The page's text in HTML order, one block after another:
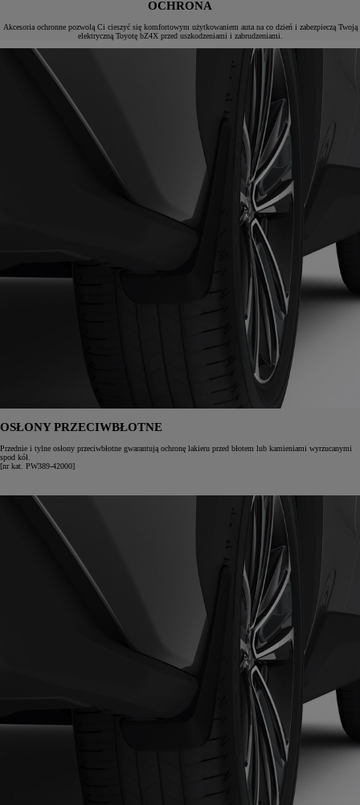
OCHRONA
Akcesoria ochronne pozwolą Ci cieszyć się komfortowym użytkowaniem auta na co dzień i zabezpieczą Twoją
elektryczną Toyotę bZ4X przed uszkodzeniami i zabrudzeniami.
OSŁONY PRZECIWBŁOTNE
Przednie i tylne osłony przeciwbłotne gwarantują ochronę lakieru przed błotem lub kamieniami wyrzucanymi
spod kół.
[nr kat. PW389-42000]